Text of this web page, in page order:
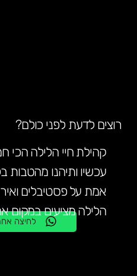
לחיצה
קהילת חיי הלילה הכי
עכשיו ותיהנו מהטבות
אמת על פסטיבלים
הלילה מציעים במקום
רוצים לדעת לפני כולם?